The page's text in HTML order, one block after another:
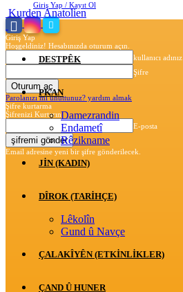
Giriş Yap / Kayıt Ol
Giriş Yap
Hoşgeldiniz! Hesabınızda oturum açın.
kullanıcı adınız
Şifre
Parolanızı mı unuttunuz? yardım almak
Şifre kurtarma
Şifrenizi Kurtarın
E-posta
Email adresine yeni bir şifre gönderilecek.
Kurden Anatolien
DESTPÊK
PKAN
Damezrandin
Endametî
Rêzikname
JİN (KADIN)
DÎROK (TARİHÇE)
Lêkolîn
Gund û Navçe
ÇALAKÎYÊN (ETKINLIKLER)
ÇAND Û HUNER